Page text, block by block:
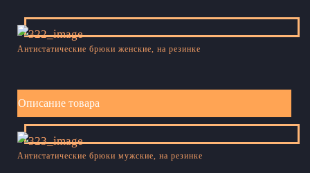
Антистатические брюки женские, на резинке
Описание товара
Антистатические брюки мужские, на резинке